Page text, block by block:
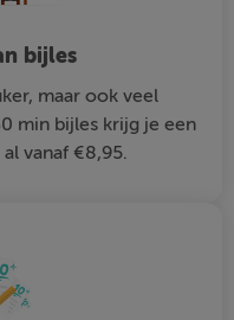
bijles
maar ook veel
min bijles krijg je een
vanaf €8,95.